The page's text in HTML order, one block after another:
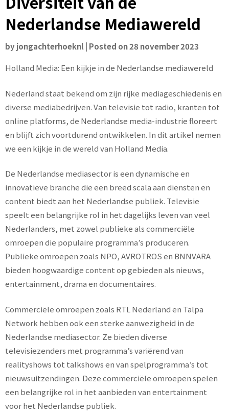
Nederlandse Mediawereld
byjongachterhoeknl Posted on28 november 2023
Holland Media: Een kijkje in de Nederlandse mediawereld
Nederland staat bekend om zijn rijke mediageschiedenis en
diverse mediabedrijven. Van televisie tot radio, kranten tot
online platforms, de Nederlandse media-industrie floreert
en blijft zich voortdurend ontwikkelen. In dit artikel nemen
we een kijkje in de wereld van Holland Media.
De Nederlandse mediasector is een dynamische en
innovatieve branche die een breed scala aan diensten en
content biedt aan het Nederlandse publiek. Televisie
speelt een belangrijke rol in het dagelijks leven van veel
Nederlanders, met zowel publieke als commerciële
omroepen die populaire programma’s produceren.
Publieke omroepen zoals NPO, AVROTROS en BNNVARA
bieden hoogwaardige content op gebieden als nieuws,
entertainment, drama en documentaires.
Commerciële omroepen zoals RTL Nederland en Talpa
Network hebben ook een sterke aanwezigheid in de
Nederlandse mediasector. Ze bieden diverse
televisiezenders met programma’s variërend van
realityshows tot talkshows en van spelprogramma’s tot
nieuwsuitzendingen. Deze commerciële omroepen spelen
een belangrijke rol in het aanbieden van entertainment
voor het Nederlandse publiek.